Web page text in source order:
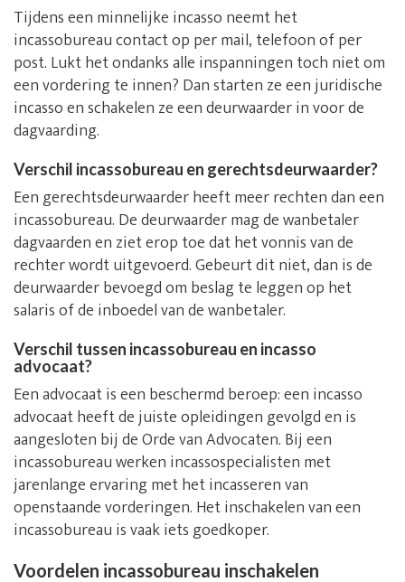
Tijdens een minnelijke incasso neemt het
incassobureau contact op per mail, telefoon of per
post. Lukt het ondanks alle inspanningen toch niet om
een vordering te innen? Dan starten ze een juridische
incasso en schakelen ze een deurwaarder in voor de
dagvaarding.
Verschil incassobureau en gerechtsdeurwaarder?
Een gerechtsdeurwaarder heeft meer rechten dan een
incassobureau. De deurwaarder mag de wanbetaler
dagvaarden en ziet erop toe dat het vonnis van de
rechter wordt uitgevoerd. Gebeurt dit niet, dan is de
deurwaarder bevoegd om beslag te leggen op het
salaris of de inboedel van de wanbetaler.
Verschil tussen incassobureau en incasso
advocaat?
Een advocaat is een beschermd beroep: een incasso
advocaat heeft de juiste opleidingen gevolgd en is
aangesloten bij de Orde van Advocaten. Bij een
incassobureau werken incassospecialisten met
jarenlange ervaring met het incasseren van
openstaande vorderingen. Het inschakelen van een
incassobureau is vaak iets goedkoper.
Voordelen incassobureau inschakelen